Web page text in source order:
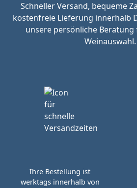
Schneller Versand, bequeme
kostenfreie Lieferung innerhalb
unsere persönliche
Weinauswahl.
Ihre Bestellung ist
werktags innerhalb von